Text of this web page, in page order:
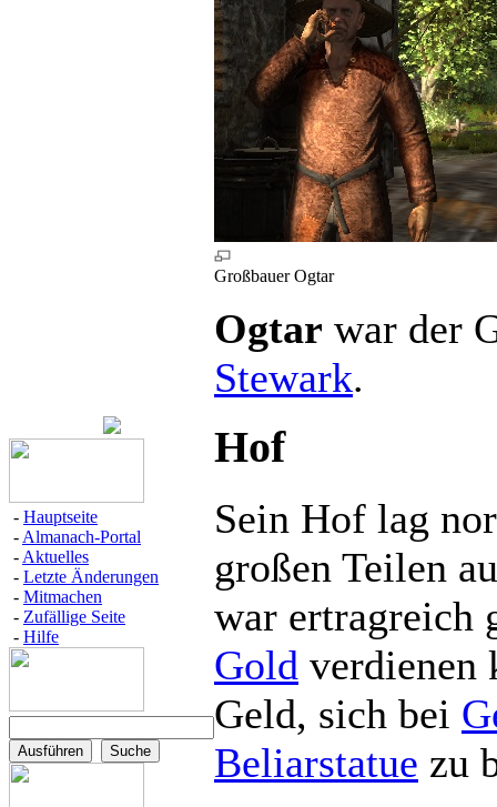
- Hauptseite
- Almanach-Portal
- Aktuelles
- Letzte Änderungen
- Mitmachen
- Zufällige Seite
- Hilfe
Großbauer Ogtar
Ogtar war der
Stewark.
Hof
Sein Hof lag
großen Teilen
war ertragreich
Gold verdienen
Geld, sich bei
Beliarstatue zu